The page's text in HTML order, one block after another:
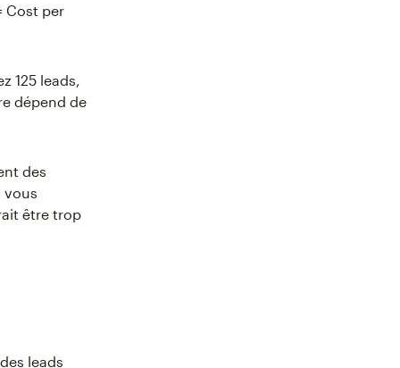
Cost per
125 leads,
dépend de
des
vous
être trop
leads